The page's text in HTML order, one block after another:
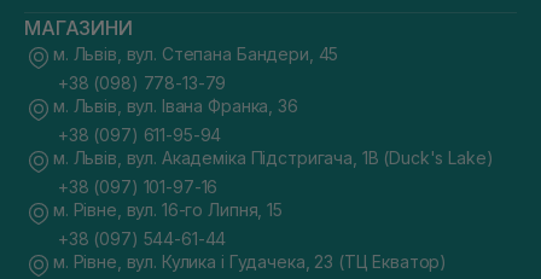
МАГАЗИНИ
м. Львів, вул. Степана Бандери, 45
+38 (098) 778-13-79
м. Львів, вул. Івана Франка, 36
+38 (097) 611-95-94
м. Львів, вул. Академіка Підстригача, 1В (Duck's Lake)
+38 (097) 101-97-16
м. Рівне, вул. 16-го Липня, 15
+38 (097) 544-61-44
м. Рівне, вул. Кулика і Гудачека, 23 (ТЦ Екватор)